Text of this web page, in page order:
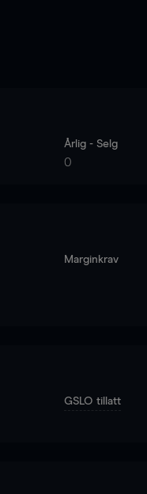
Årlig - Selg
0
Marginkrav
GSLO tillatt